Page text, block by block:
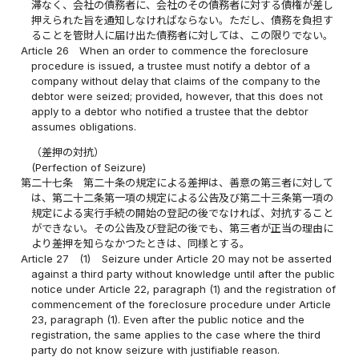
滞なく、会社の債務者に、会社のその債務者に対する債権が差し
押えられた旨を通知しなければならない。ただし、債務を負担す
ることを管財人に届け出た債務者に対しては、この限りでない。
Article 26
When an order to commence the foreclosure
procedure is issued, a trustee must notify a debtor of a
company without delay that claims of the company to the
debtor were seized; provided, however, that this does not
apply to a debtor who notified a trustee that the debtor
assumes obligations.
（差押の対抗）
(Perfection of Seizure)
第二十七条
第二十条の規定による差押は、善意の第三者に対して
は、第二十二条第一項の規定による公告及び第二十三条第一項の
規定による実行手続の開始の登記の後でなければ、対抗すること
ができない。その公告及び登記の後でも、第三者が正当の理由に
より差押を知らなかつたときは、同様とする。
Article 27
(1)
Seizure under Article 20 may not be asserted
against a third party without knowledge until after the public
notice under Article 22, paragraph (1) and the registration of
commencement of the foreclosure procedure under Article
23, paragraph (1). Even after the public notice and the
registration, the same applies to the case where the third
party do not know seizure with justifiable reason.